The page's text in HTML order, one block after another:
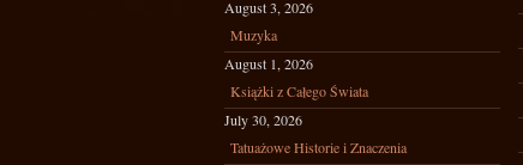
August 3, 2026
Muzyka
August 1, 2026
Książki z Całego Świata
July 30, 2026
Tatuażowe Historie i Znaczenia